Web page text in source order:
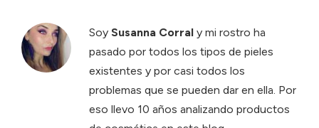
Soy Susanna Corral y mi rostro ha
pasado por todos los tipos de pieles
existentes y por casi todos los
problemas que se pueden dar en ella. Por
eso llevo 10 años analizando productos